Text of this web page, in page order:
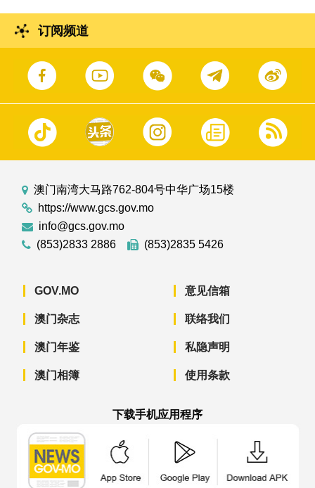
订阅频道
澳门南湾大马路762-804号中华广场15楼
https://www.gcs.gov.mo
info@gcs.gov.mo
(853)2833 2886
(853)2835 5426
GOV.MO
澳门杂志
澳门年鉴
澳门相簿
意见信箱
联络我们
私隐声明
使用条款
下载手机应用程序